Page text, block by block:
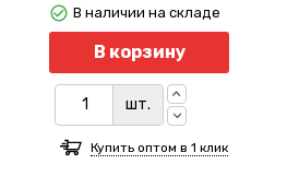
В корзину
шт.
В наличии на складе
Купить оптом в 1 клик